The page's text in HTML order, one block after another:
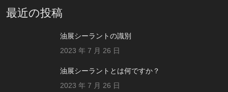
最近の投稿
油展シーラントの識別
2023 年 7 月 26 日
油展シーラントとは何ですか？
2023 年 7 月 26 日